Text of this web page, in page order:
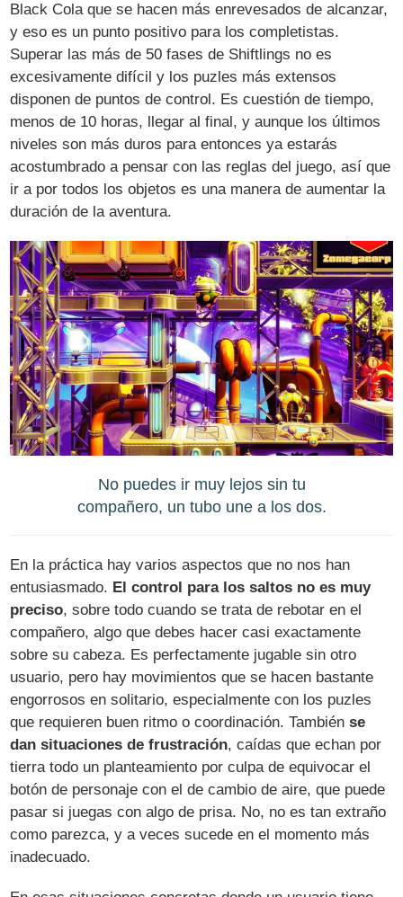
Black Cola que se hacen más enrevesados de alcanzar,
y eso es un punto positivo para los completistas.
Superar las más de 50 fases de Shiftlings no es
excesivamente difícil y los puzles más extensos
disponen de puntos de control. Es cuestión de tiempo,
menos de 10 horas, llegar al final, y aunque los últimos
niveles son más duros para entonces ya estarás
acostumbrado a pensar con las reglas del juego, así que
ir a por todos los objetos es una manera de aumentar la
duración de la aventura.
No puedes ir muy lejos sin tu
compañero, un tubo une a los dos.
En la práctica hay varios aspectos que no nos han
entusiasmado. El control para los saltos no es muy
preciso, sobre todo cuando se trata de rebotar en el
compañero, algo que debes hacer casi exactamente
sobre su cabeza. Es perfectamente jugable sin otro
usuario, pero hay movimientos que se hacen bastante
engorrosos en solitario, especialmente con los puzles
que requieren buen ritmo o coordinación. Tambiénse
dan situaciones de frustración, caídas que echan por
tierra todo un planteamiento por culpa de equivocar el
botón de personaje con el de cambio de aire, que puede
pasar si juegas con algo de prisa. No, no es tan extraño
como parezca, y a veces sucede en el momento más
inadecuado.